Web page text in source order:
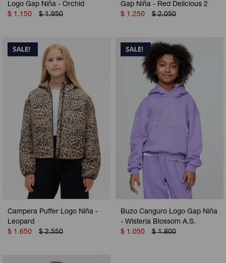
Logo Gap Niña - Orchid
$ 1.150 $ 1.950
Gap Niña - Red Delicious 2
$ 1.250 $ 2.050
Campera Puffer Logo Niña -
Leopard
$ 1.650 $ 2.550
Buzo Canguro Logo Gap Niña
- Wisteria Blossom A.S.
$ 1.050 $ 1.800